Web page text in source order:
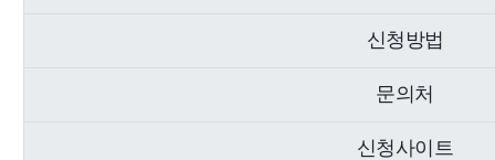
신청방법
문의처
신청사이트